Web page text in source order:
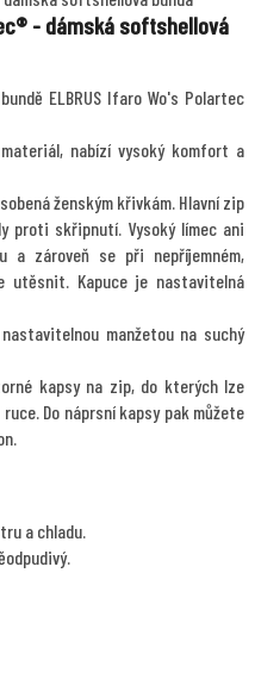
- dámská softshellová
ELBRUS Ifaro Wo's Polartec
nabízí vysoký komfort a
ženským křivkám. Hlavní zip
proti skřipnutí. Vysoký límec ani
a zároveň se při nepříjemném,
utěsnit. Kapuce je nastavitelná
manžetou na suchý
kapsy na zip, do kterých lze
Do náprsní kapsy pak můžete
a chladu.